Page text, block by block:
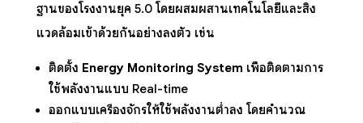
ฐานของโรงงานยุค 5.0 โดยผสมผสานเทคโนโลยีและสิ่ง
แวดล้อมเข้าด้วยกันอย่างลงตัว เช่น
ติดตั้ง Energy Monitoring System เพื่อติดตามการ
ใช้พลังงานแบบ Real-time
ออกแบบเครื่องจักรให้ใช้พลังงานต่ำลง โดยคำนวณ